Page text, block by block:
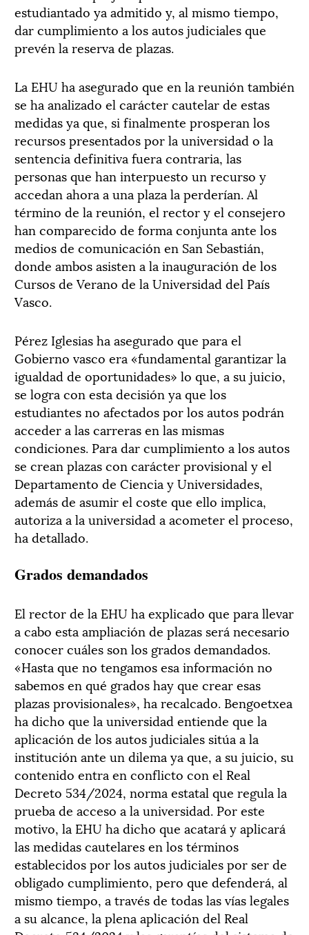
estudiantado ya admitido y, al mismo tiempo,
dar cumplimiento a los autos judiciales que
prevén la reserva de plazas.
La EHU ha asegurado que en la reunión también
se ha analizado el carácter cautelar de estas
medidas ya que, si finalmente prosperan los
recursos presentados por la universidad o la
sentencia definitiva fuera contraria, las
personas que han interpuesto un recurso y
accedan ahora a una plaza la perderían. Al
término de la reunión, el rector y el consejero
han comparecido de forma conjunta ante los
medios de comunicación en San Sebastián,
donde ambos asisten a la inauguración de los
Cursos de Verano de la Universidad del País
Vasco.
Pérez Iglesias ha asegurado que para el
Gobierno vasco era «fundamental garantizar la
igualdad de oportunidades» lo que, a su juicio,
se logra con esta decisión ya que los
estudiantes no afectados por los autos podrán
acceder a las carreras en las mismas
condiciones. Para dar cumplimiento a los autos
se crean plazas con carácter provisional y el
Departamento de Ciencia y Universidades,
además de asumir el coste que ello implica,
autoriza a la universidad a acometer el proceso,
ha detallado.
Grados demandados
El rector de la EHU ha explicado que para llevar
a cabo esta ampliación de plazas será necesario
conocer cuáles son los grados demandados.
«Hasta que no tengamos esa información no
sabemos en qué grados hay que crear esas
plazas provisionales», ha recalcado. Bengoetxea
ha dicho que la universidad entiende que la
aplicación de los autos judiciales sitúa a la
institución ante un dilema ya que, a su juicio, su
contenido entra en conflicto con el Real
Decreto 534/2024, norma estatal que regula la
prueba de acceso a la universidad. Por este
motivo, la EHU ha dicho que acatará y aplicará
las medidas cautelares en los términos
establecidos por los autos judiciales por ser de
obligado cumplimiento, pero que defenderá, al
mismo tiempo, a través de todas las vías legales
a su alcance, la plena aplicación del Real